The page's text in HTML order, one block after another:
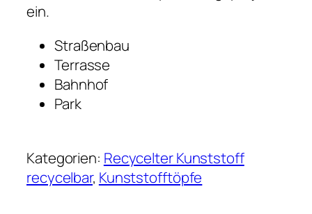
ein.
Straßenbau
Terrasse
Bahnhof
Park
Kategorien: Recycelter Kunststoff
recycelbar, Kunststofftöpfe